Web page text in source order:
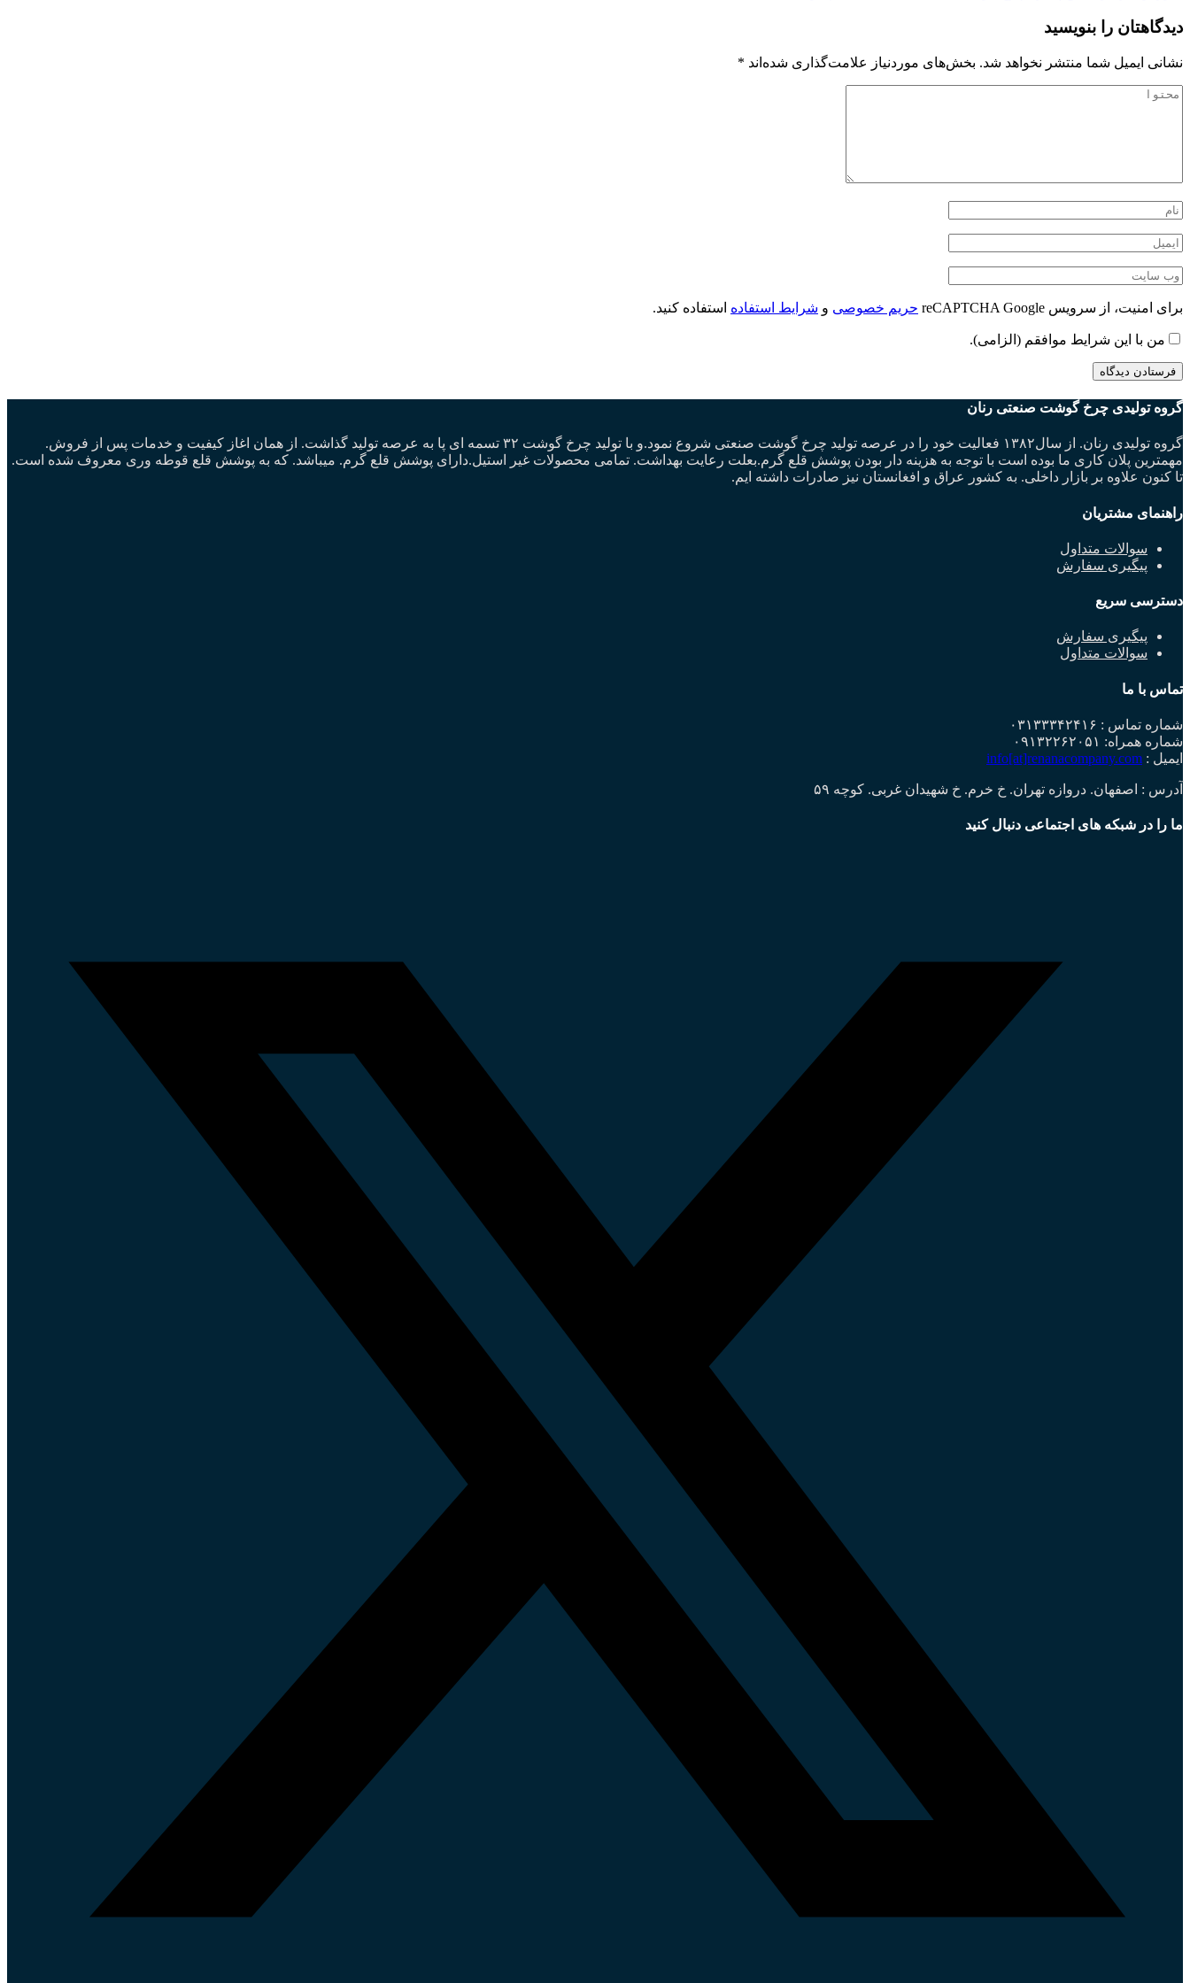
دیدگاهتان را بنویسید
نشانی ایمیل شما منتشر نخواهد شد. بخش‌های موردنیاز علامت‌گذاری شده‌اند *
برای امنیت، از سرویس reCAPTCHA Google حریم خصوصی و شرایط استفاده استفاده کنید.
من با این شرایط موافقم (الزامی).
گروه تولیدی چرخ گوشت صنعتی رنان
گروه تولیدی رنان. از سال۱۳۸۲ فعالیت خود را در عرصه تولید چرخ گوشت صنعتی شروع نمود.و با تولید چرخ گوشت ۳۲ تسمه ای پا به عرصه تولید گذاشت. از همان اغاز کیفیت و خدمات پس از فروش.
مهمترین پلان کاری ما بوده است با توجه به هزینه دار بودن پوشش قلع گرم.بعلت رعایت بهداشت. تمامی محصولات غیر استیل.دارای پوشش قلع گرم. میباشد. که به پوشش قلع قوطه وری معروف شده است.
تا کنون علاوه بر بازار داخلی. به کشور عراق و افغانستان نیز صادرات داشته ایم.
راهنمای مشتریان
سوالات متداول
پیگیری سفارش
دسترسی سریع
پیگیری سفارش
سوالات متداول
تماس با ما
شماره تماس : ۰۳۱۳۳۳۴۲۴۱۶
شماره همراه: ۰۹۱۳۲۲۶۲۰۵۱
ایمیل : info[at]renanacompany.com
آدرس : اصفهان. دروازه تهران. خ خرم. خ شهیدان غربی. کوچه ۵۹
ما را در شبکه های اجتماعی دنبال کنید